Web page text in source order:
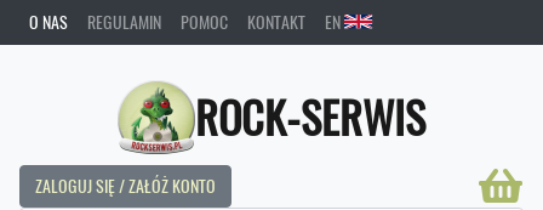
O NAS REGULAMIN POMOC KONTAKT EN
ROCK-SERWIS
ZALOGUJ SIĘ / ZAŁÓŻ KONTO